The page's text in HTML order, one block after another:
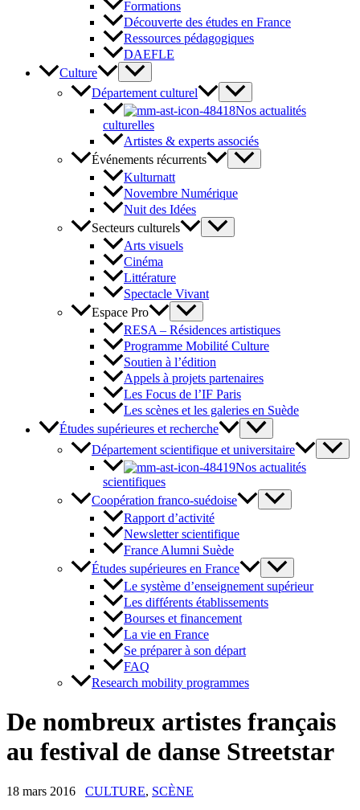
Formations
Découverte des études en France
Ressources pédagogiques
DAEFLE
Culture
Département culturel
Nos actualités
culturelles
Artistes & experts associés
Événements récurrents
Kulturnatt
Novembre Numérique
Nuit des Idées
Secteurs culturels
Arts visuels
Cinéma
Littérature
Spectacle Vivant
Espace Pro
RESA – Résidences artistiques
Programme Mobilité Culture
Soutien à l’édition
Appels à projets partenaires
Les Focus de l’IF Paris
Les scènes et les galeries en Suède
Études supérieures et recherche
Département scientifique et universitaire
Nos actualités
scientifiques
Coopération franco-suédoise
Rapport d’activité
Newsletter scientifique
France Alumni Suède
Études supérieures en France
Le système d’enseignement supérieur
Les différents établissements
Bourses et financement
La vie en France
Se préparer à son départ
FAQ
Research mobility programmes
De nombreux artistes français
au festival de danse Streetstar
18 mars 2016 CULTURE, SCÈNE